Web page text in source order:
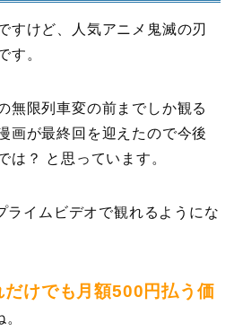
すけど、人気アニメ鬼滅の刃
す。
無限列車変の前までしか観る
画が最終回を迎えたので今後
は？ と思っています。
ライムビデオで観れるようにな
だけでも月額500円払う価